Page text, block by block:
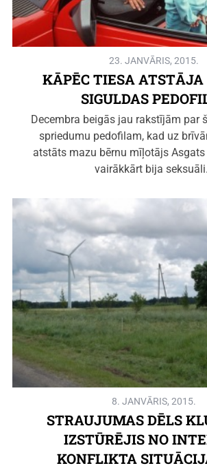
23. JANVĀRIS, 2015.
KĀPĒC TIESA
SIGULDAS
Decembra beigās jau rakstījām par
spriedumu pedofilam, kad uz
atstāts mazu bērnu mīļotājs
vairākkārt bija
8. JANVĀRIS, 2015.
STRAUJUMAS DĒLS
IZSTŪRĒJIS NO
KONFLIKTA